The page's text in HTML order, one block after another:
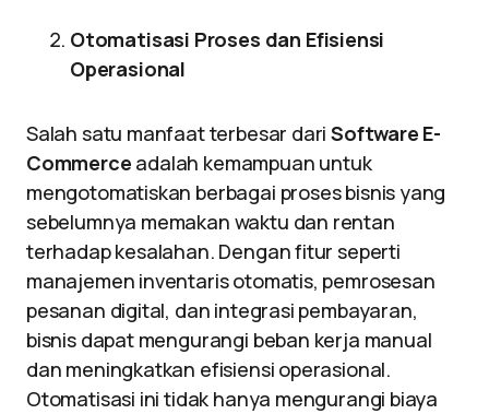
Otomatisasi Proses dan Efisiensi
Operasional
Salah satu manfaat terbesar dariSoftware E-
Commerce adalah kemampuan untuk
mengotomatiskan berbagai proses bisnis yang
sebelumnya memakan waktu dan rentan
terhadap kesalahan. Dengan fitur seperti
manajemen inventaris otomatis, pemrosesan
pesanan digital, dan integrasi pembayaran,
bisnis dapat mengurangi beban kerja manual
dan meningkatkan efisiensi operasional.
Otomatisasi ini tidak hanya mengurangi biaya